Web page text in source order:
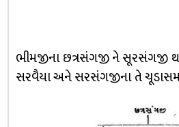
ભીમજીના છત્રસંગજી ને સૂરસંગજી
સરવૈયા અને સરસંગજીના તે